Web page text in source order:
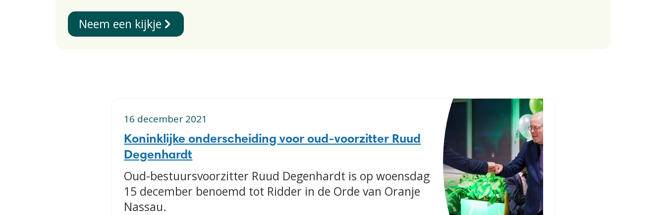
Neem een kijkje
16 december 2021
Koninklijke onderscheiding voor oud-voorzitter Ruud
Degenhardt
Oud-bestuursvoorzitter Ruud Degenhardt is op woensdag
15 december benoemd tot Ridder in de Orde van Oranje
Nassau.